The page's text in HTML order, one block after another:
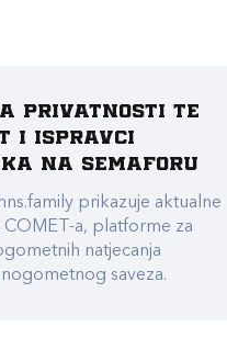
privatnosti te
i ispravci
na Semaforu
prikazuje aktualne
a, platforme za
natjecanja
saveza.